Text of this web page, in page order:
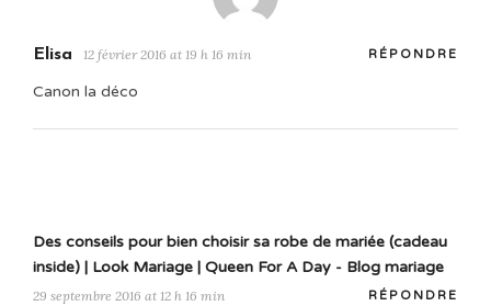
Elisa 12 février 2016 at 19 h 16 min RÉPONDRE
Canon la déco
Des conseils pour bien choisir sa robe de mariée (cadeau
inside) | Look Mariage | Queen For A Day - Blog mariage
29 septembre 2016 at 12 h 16 min RÉPONDRE